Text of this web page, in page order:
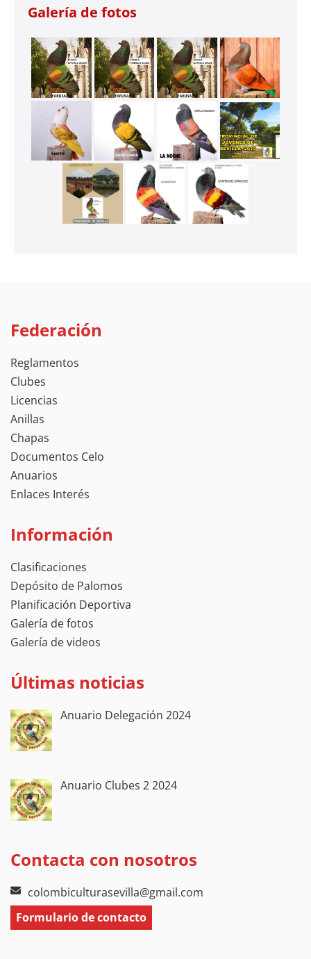
Galería de fotos
Federación
Reglamentos
Clubes
Licencias
Anillas
Chapas
Documentos Celo
Anuarios
Enlaces Interés
Información
Clasificaciones
Depósito de Palomos
Planificación Deportiva
Galería de fotos
Galería de videos
Últimas noticias
Anuario Delegación 2024
Anuario Clubes 2 2024
Contacta con nosotros
colombiculturasevilla@gmail.com
Formulario de contacto